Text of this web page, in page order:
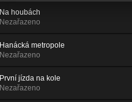
Na houbách
Nezařazeno
Hanácká metropole
Nezařazeno
První jízda na kole
Nezařazeno